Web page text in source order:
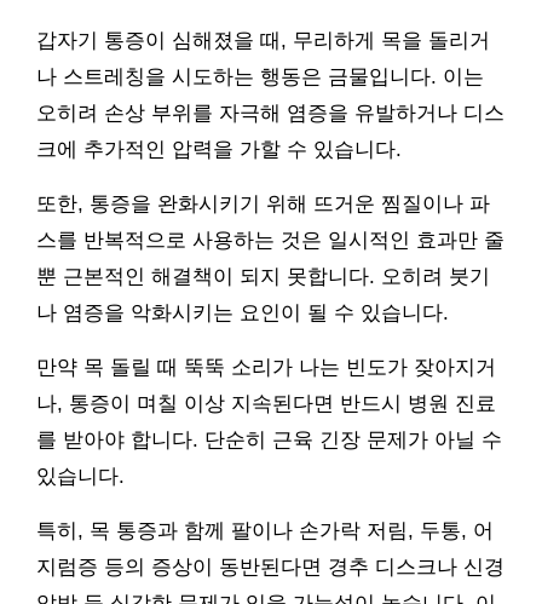
갑자기 통증이 심해졌을 때, 무리하게 목을 돌리거
나 스트레칭을 시도하는 행동은 금물입니다. 이는
오히려 손상 부위를 자극해 염증을 유발하거나 디스
크에 추가적인 압력을 가할 수 있습니다.
또한, 통증을 완화시키기 위해 뜨거운 찜질이나 파
스를 반복적으로 사용하는 것은 일시적인 효과만 줄
뿐 근본적인 해결책이 되지 못합니다. 오히려 붓기
나 염증을 악화시키는 요인이 될 수 있습니다.
만약 목 돌릴 때 뚝뚝 소리가 나는 빈도가 잦아지거
나, 통증이 며칠 이상 지속된다면 반드시 병원 진료
를 받아야 합니다. 단순히 근육 긴장 문제가 아닐 수
있습니다.
특히, 목 통증과 함께 팔이나 손가락 저림, 두통, 어
지럼증 등의 증상이 동반된다면 경추 디스크나 신경